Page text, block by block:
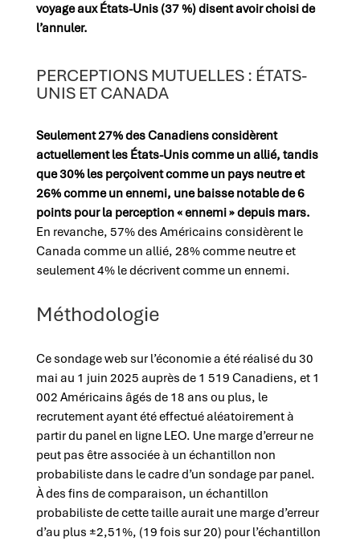
voyage aux États-Unis (37 %) disent avoir choisi de
l’annuler.
PERCEPTIONS MUTUELLES : ÉTATS-
UNIS ET CANADA
Seulement 27% des Canadiens considèrent
actuellement les États-Unis comme un allié, tandis
que 30% les perçoivent comme un pays neutre et
26% comme un ennemi, une baisse notable de 6
points pour la perception « ennemi » depuis mars.
En revanche, 57% des Américains considèrent le
Canada comme un allié, 28% comme neutre et
seulement 4% le décrivent comme un ennemi.
Méthodologie
Ce sondage web sur l’économie a été réalisé du 30
mai au 1 juin 2025 auprès de 1 519 Canadiens, et 1
002 Américains âgés de 18 ans ou plus, le
recrutement ayant été effectué aléatoirement à
partir du panel en ligne LEO. Une marge d’erreur ne
peut pas être associée à un échantillon non
probabiliste dans le cadre d’un sondage par panel.
À des fins de comparaison, un échantillon
probabiliste de cette taille aurait une marge d’erreur
d’au plus ±2,51%, (19 fois sur 20) pour l’échantillon